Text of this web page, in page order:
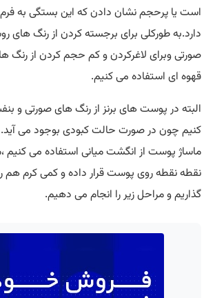
است یا پرحجم نشان دادن که این بستگی به
دارد.به طورکلی برای برجسته کردن از رنگ های
صورتی وبرای لاغرکردن و کم حجم کردن از رنگ
قهوه ای استفاده می کنیم.
البته در پوست های برنز از رنگ های صورتی و
کنیم چون در صورت حالت کبودی بوجود می
ماساژ پوست از انگشت میانی استفاده می کنیم
نقطه نقطه روی پوست قرار داده و کمی کرم
گذاریم و مراحل زیر را انجام می دهیم.